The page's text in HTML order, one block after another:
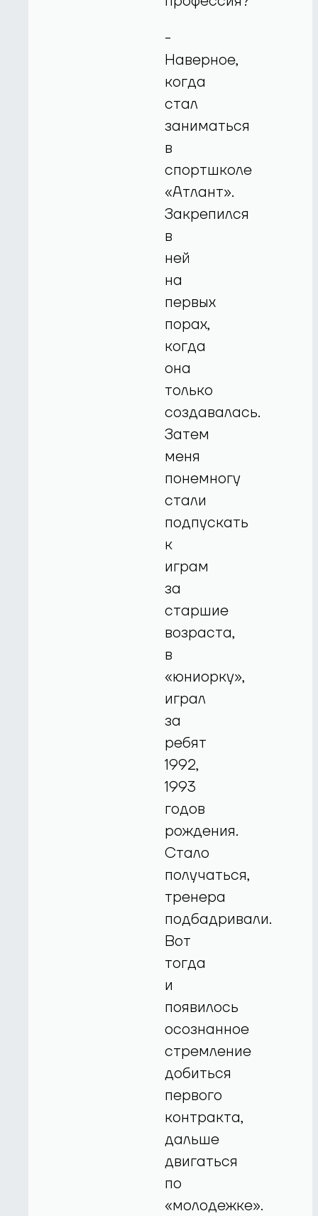
-
Наверное,
когда
стал
заниматься
в
спортшколе
«Атлант».
Закрепился
в
ней
на
первых
порах,
когда
она
только
создавалась.
Затем
меня
понемногу
стали
подпускать
к
играм
за
старшие
возраста,
в
«юниорку»,
играл
за
ребят
1992,
1993
годов
рождения.
Стало
получаться,
тренера
подбадривали.
Вот
тогда
и
появилось
осознанное
стремление
добиться
первого
контракта,
дальше
двигаться
по
«молодежке».